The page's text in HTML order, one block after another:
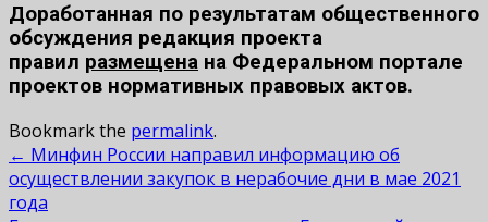
Доработанная по результатам общественного
обсуждения редакция проекта
правил размещена на Федеральном портале
проектов нормативных правовых актов.
Bookmark the permalink.
Post
navigation
← Минфин России направил информацию об
осуществлении закупок в нерабочие дни в мае 2021
года